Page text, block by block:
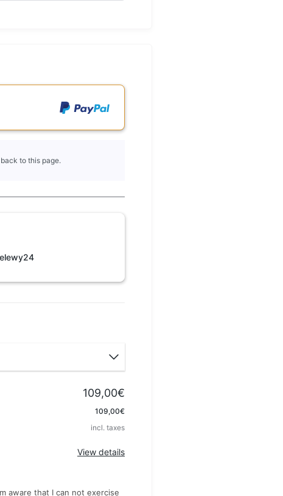
to this page.
109,00€
109,00€
incl. taxes
View details
aware that I can not exercise